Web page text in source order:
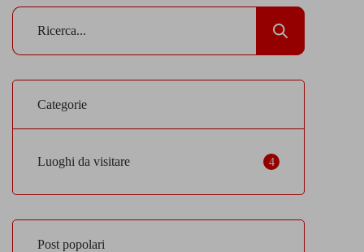
della stagione. Una valle che cambia volto
Categorie
Luoghi da visitare 4
Post popolari